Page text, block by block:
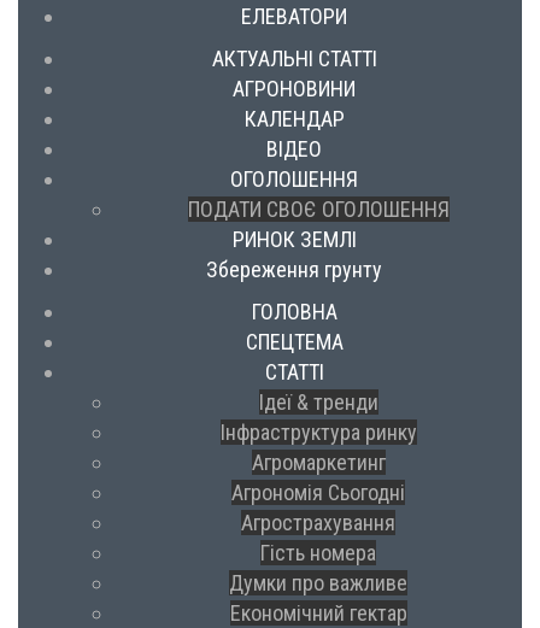
ЕЛЕВАТОРИ
АКТУАЛЬНІ СТАТТІ
АГРОНОВИНИ
КАЛЕНДАР
ВІДЕО
ОГОЛОШЕННЯ
ПОДАТИ СВОЄ ОГОЛОШЕННЯ
РИНОК ЗЕМЛІ
Збереження грунту
ГОЛОВНА
СПЕЦТЕМА
СТАТТІ
Ідеї & тренди
Інфраструктура ринку
Агромаркетинг
Агрономія Сьогодні
Агрострахування
Гість номера
Думки про важливе
Економічний гектар